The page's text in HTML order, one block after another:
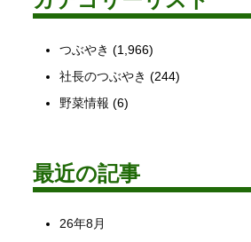
つぶやき (1,966)
社長のつぶやき (244)
野菜情報 (6)
最近の記事
26年8月